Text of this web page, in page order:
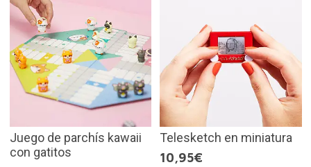
Juego de parchís kawaii
con gatitos
Telesketch en miniatura
10,95€